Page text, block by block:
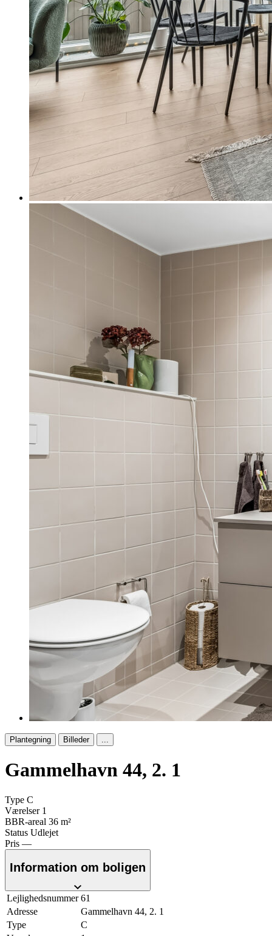
Plantegning Billeder ...
Gammelhavn 44, 2. 1
Type C
Værelser 1
BBR-areal 36 m²
Status Udlejet
Pris —
Information om boligen
Lejlighedsnummer 61
Adresse
Gammelhavn 44, 2. 1
Type
C